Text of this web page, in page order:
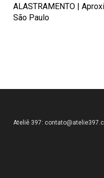
ALASTRAMENTO |
São Paulo
Ateliê 397: